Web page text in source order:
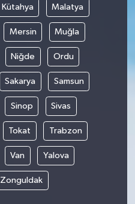
Kütahya Malatya
Mersin Muğla
Niğde Ordu
Sakarya Samsun
Sinop Sivas
Tokat Trabzon
Van Yalova
Zonguldak